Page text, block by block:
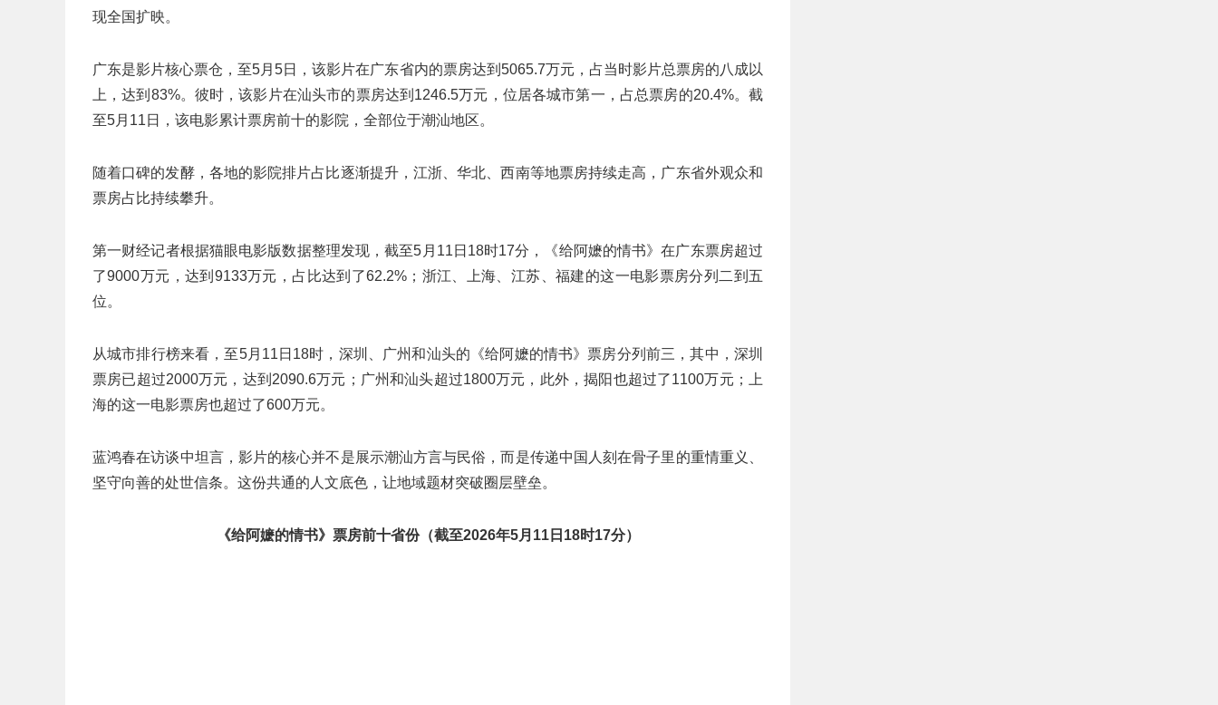
现全国扩映。
广东是影片核心票仓，至5月5日，该影片在广东省内的票房达到5065.7万元，占当时影片总票房的八成以
上，达到83%。彼时，该影片在汕头市的票房达到1246.5万元，位居各城市第一，占总票房的20.4%。截
至5月11日，该电影累计票房前十的影院，全部位于潮汕地区。
随着口碑的发酵，各地的影院排片占比逐渐提升，江浙、华北、西南等地票房持续走高，广东省外观众和
票房占比持续攀升。
第一财经记者根据猫眼电影版数据整理发现，截至5月11日18时17分，《给阿嬷的情书》在广东票房超过
了9000万元，达到9133万元，占比达到了62.2%；浙江、上海、江苏、福建的这一电影票房分列二到五
位。
从城市排行榜来看，至5月11日18时，深圳、广州和汕头的《给阿嬷的情书》票房分列前三，其中，深圳
票房已超过2000万元，达到2090.6万元；广州和汕头超过1800万元，此外，揭阳也超过了1100万元；上
海的这一电影票房也超过了600万元。
蓝鸿春在访谈中坦言，影片的核心并不是展示潮汕方言与民俗，而是传递中国人刻在骨子里的重情重义、
坚守向善的处世信条。这份共通的人文底色，让地域题材突破圈层壁垒。
《给阿嬷的情书》票房前十省份（截至2026年5月11日18时17分）